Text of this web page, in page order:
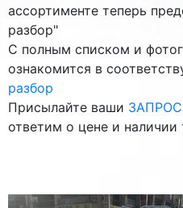
ассортименте теперь
разбор"
С полным списком и
ознакомится в
разбор
Присылайте ваши
ответим о цене и наличии